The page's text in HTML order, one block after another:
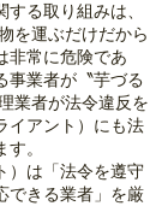
る取り組みは、
を運ぶだけだから
非常に危険であ
事業者が〝芋づる
業者が法令違反を
イアント）にも法
。
）は「法令を遵守
できる業者」を厳